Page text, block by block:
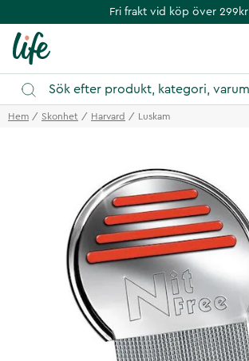
Fri frakt vid köp över 299kr
Hem Skonhet Harvard Luskam